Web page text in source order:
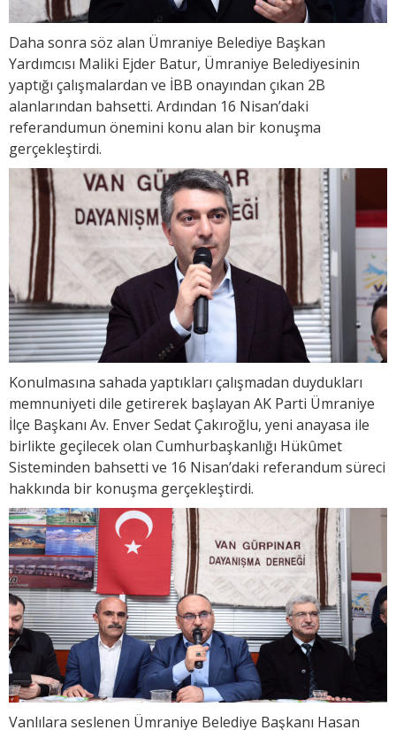
Daha sonra söz alan Ümraniye Belediye Başkan
Yardımcısı Maliki Ejder Batur, Ümraniye Belediyesinin
yaptığı çalışmalardan ve İBB onayından çıkan 2B
alanlarından bahsetti. Ardından 16 Nisan’daki
referandumun önemini konu alan bir konuşma
gerçekleştirdi.
Konulmasına sahada yaptıkları çalışmadan duydukları
memnuniyeti dile getirerek başlayan AK Parti Ümraniye
İlçe Başkanı Av. Enver Sedat Çakıroğlu, yeni anayasa ile
birlikte geçilecek olan Cumhurbaşkanlığı Hükûmet
Sisteminden bahsetti ve 16 Nisan’daki referandum süreci
hakkında bir konuşma gerçekleştirdi.
Vanlılara seslenen Ümraniye Belediye Başkanı Hasan